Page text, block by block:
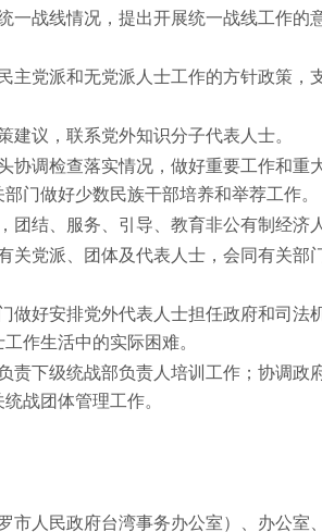
战线情况，提出开展统一战线工作
党派和无党派人士工作的方针政策
议，联系党外知识分子代表人士。
调检查落实情况，做好重要工作和
门做好少数民族干部培养和举荐工作。
结、服务、引导、教育非公有制经济
党派、团体及代表人士，会同有关
好安排党外代表人士担任政府和司
作生活中的实际困难。
下级统战部负责人培训工作；协调
战团体管理工作。
市人民政府台湾事务办公室）、办公